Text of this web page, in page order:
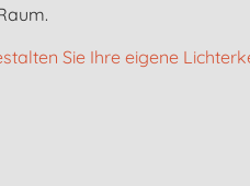
Sie Ihre eigene